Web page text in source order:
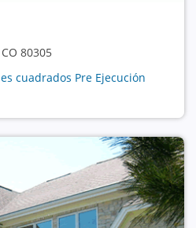
80305
cuadrados Pre Ejecución